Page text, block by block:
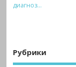
диагноз…
Рубрики